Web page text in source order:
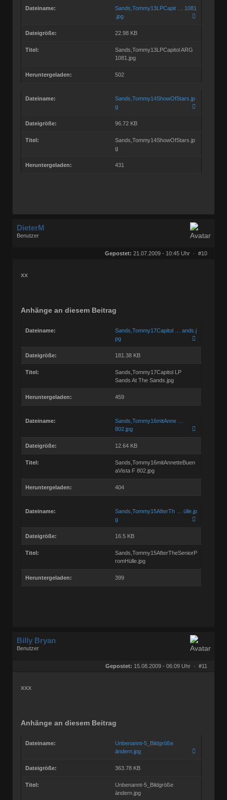
Dateiname:
Sands,Tommy13LPCapit … 1081
.jpg
Dateigröße: 22.98 KB
Titel:
Sands,Tommy13LPCapitol ARG
1081.jpg
Heruntergeladen: 502
Dateiname:
Sands,Tommy14ShowOfStars.jp
g
Dateigröße: 96.72 KB
Titel:
Sands,Tommy14ShowOfStars.jp
g
Heruntergeladen: 431
DieterM
Benutzer
Gepostet: 21.07.2009 - 10:45 Uhr · #10
xx
Anhänge an diesem Beitrag
Dateiname:
Sands,Tommy17Capitol … ands.j
pg
Dateigröße: 181.38 KB
Titel:
Sands,Tommy17Capitol LP
Sands At The Sands.jpg
Heruntergeladen: 459
Dateiname:
Sands,Tommy16mitAnne …
802.jpg
Dateigröße: 12.64 KB
Titel:
Sands,Tommy16mitAnnetteBuen
aVista F 802.jpg
Heruntergeladen: 404
Dateiname:
Sands,Tommy15AfterTh … ülle.jp
g
Dateigröße: 16.5 KB
Titel:
Sands,Tommy15AfterTheSeniorP
romHülle.jpg
Heruntergeladen: 399
Billy Bryan
Benutzer
Gepostet: 15.08.2009 - 06:09 Uhr · #11
xxx
Anhänge an diesem Beitrag
Dateiname:
Unbenannt-5_Bildgröße
ändern.jpg
Dateigröße: 363.78 KB
Titel:
Unbenannt-5_Bildgröße
ändern.jpg